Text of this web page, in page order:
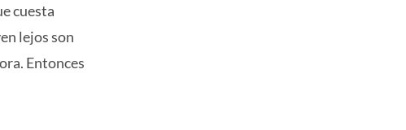
cuesta
lejos son
Entonces